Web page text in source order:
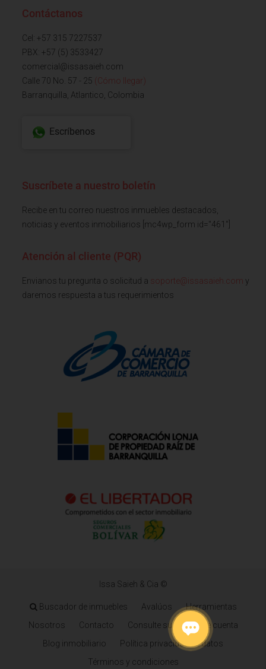
Contáctanos
Cel: +57 315 7227537
PBX: +57 (5) 3533427
comercial@issasaieh.com
Calle 70 No. 57 - 25 (Cómo llegar)
Barranquilla, Atlantico, Colombia
Escríbenos
Suscríbete a nuestro boletín
Recibe en tu correo nuestros inmuebles destacados,
noticias y eventos inmobiliarios [mc4wp_form id="461"]
Atención al cliente (PQR)
Envianos tu pregunta o solicitud a soporte@issasaieh.com y
daremos respuesta a tus requerimientos
Issa Saieh & Cia ©
Buscador de inmuebles Avalúos
Herramientas
Nosotros
Contacto
Consulte su estado de cuenta
Blog inmobiliario
Política privacidad de datos
Términos y condiciones